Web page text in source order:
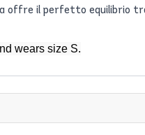
offre il perfetto equilibrio
wears size S.